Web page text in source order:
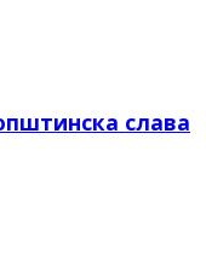
слава